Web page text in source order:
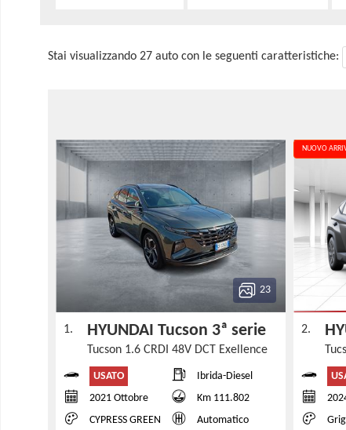
Stai visualizzando 27 auto con le seguenti caratteristiche:
23
1. HYUNDAI Tucson 3ª serie
Tucson 1.6 CRDI 48V DCT Exellence
USATO
Ibrida-Diesel
2021 Ottobre
Km 111.802
CYPRESS GREEN
Automatico
NUOVO
2.